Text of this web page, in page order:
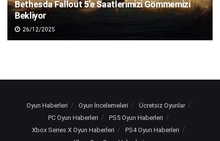
Bethesda Fallout 5’e Saatlerimizi Gömmemizi
Bekliyor
26/12/2025
Oyun Haberleri Oyun İncelemeleri
Ücretsiz Oyunlar
PC Oyun Haberleri
PS5 Oyun Haberleri
Xbox Series X Oyun Haberleri
PS4 Oyun Haberleri